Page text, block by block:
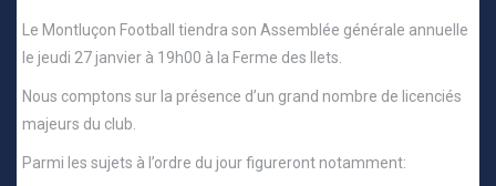
Le Montluçon Football tiendra son Assemblée générale annuelle
le jeudi 27 janvier à 19h00 à la Ferme des Ilets.
Nous comptons sur la présence d’un grand nombre de licenciés
majeurs du club.
Parmi les sujets à l’ordre du jour figureront notamment: